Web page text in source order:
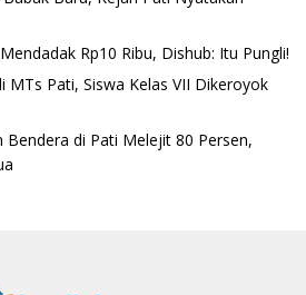
Rp10 Ribu, Dishub: Itu Pungli!
MTs Pati, Siswa Kelas VII Dikeroyok
Bendera di Pati Melejit 80 Persen,